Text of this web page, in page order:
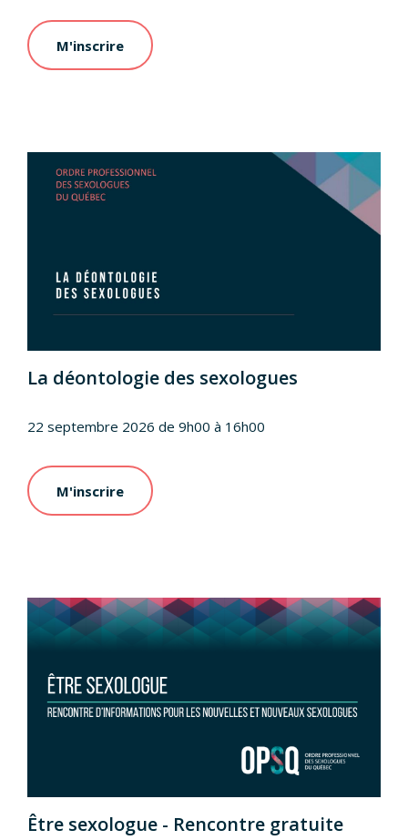
M'inscrire
La déontologie des sexologues
22 septembre 2026 de 9h00 à 16h00
M'inscrire
Être sexologue - Rencontre gratuite